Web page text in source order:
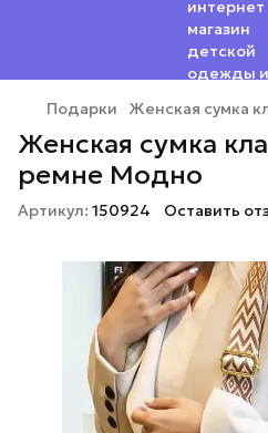
Подарки Женская сумка
Женская сумка
ремне Модно
Артикул: 150924 Оставить